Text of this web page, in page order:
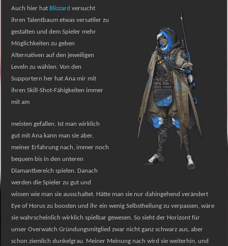
Auch hier hat Blizzard versucht
ihren Talentbaum etwas versatiler zu
gestalten und dem Spieler mehr
Möglichkeiten zu geben
Alternativen auf den jeweiligen
Leveln zu wählen. Von den
Supportern her hat Ana mir mit
ihren Skill-Shot-Fähigkeiten immer
mit am
meisten gefallen. Ist man wirklich
gut mit Ana kann man sie aber,
meiner Erfahrung nach, immer noch
bequem bis in den unteren
Diamantbereich spielen. Danach
werden die Spieler zu gut und
wissen wie man sie ausschaltet. Hätte man sie nur dahingehend verändert
Eye of Horus zu boosten und ihr ein wenig Selbstheilung zu verpassen, wäre
sie wahrscheinlich wirklich spielbar gewesen. So sieht der Horizont für
unser Overwatch Gründungsmitglied zwar nicht ganz schwarz aus, aber
schon ziemlich dunkelgrau. Meiner Meinung nach wird sie weiterhin, und